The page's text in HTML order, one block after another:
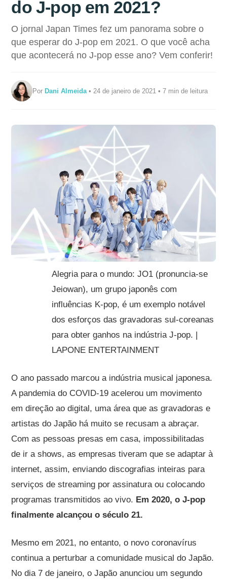
do J-pop em 2021?
O jornal Japan Times fez um panorama sobre o
que esperar do J-pop em 2021. O que você acha
que acontecerá no J-pop esse ano? Vem conferir!
PorDani Almeida • 24 de janeiro de 2021 • 7 min de leitura
Alegria para o mundo: JO1 (pronuncia-se
Jeiowan), um grupo japonês com
influências K-pop, é um exemplo notável
dos esforços das gravadoras sul-coreanas
para obter ganhos na indústria J-pop. |
LAPONE ENTERTAINMENT
O ano passado marcou a indústria musical japonesa.
A pandemia do COVID-19 acelerou um movimento
em direção ao digital, uma área que as gravadoras e
artistas do Japão há muito se recusam a abraçar.
Com as pessoas presas em casa, impossibilitadas
de ir a shows, as empresas tiveram que se adaptar à
internet, assim, enviando discografias inteiras para
serviços de streaming por assinatura ou colocando
programas transmitidos ao vivo. Em 2020, o J-pop
finalmente alcançou o século 21.
Mesmo em 2021, no entanto, o novo coronavírus
continua a perturbar a comunidade musical do Japão.
No dia 7 de janeiro, o Japão anunciou um segundo